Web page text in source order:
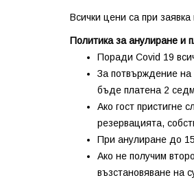
Всички цени са при
Политика за анулиране и
Поради Covid 19
За потвърждение на
бъде платена 2
Ако гост пристигне
резервацията,
При анулиране до
Ако не получим
възстановяване на